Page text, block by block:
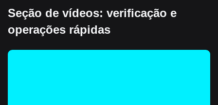
Seção de vídeos: verificação e
operações rápidas